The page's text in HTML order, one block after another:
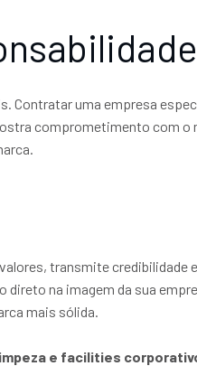
Contratar uma empresa
comprometimento com o
transmite credibilidade
na imagem da sua
mais sólida.
e facilities